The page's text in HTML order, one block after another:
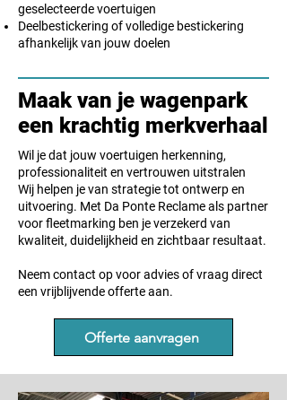
geselecteerde voertuigen
Deelbestickering of volledige bestickering
afhankelijk van jouw doelen
Maak van je wagenpark
een krachtig merkverhaal
Wil je dat jouw voertuigen herkenning,
professionaliteit en vertrouwen uitstralen
Wij helpen je van strategie tot ontwerp en
uitvoering. Met Da Ponte Reclame als partner
voor fleetmarking ben je verzekerd van
kwaliteit, duidelijkheid en zichtbaar resultaat.
Neem contact op voor advies of vraag direct
een vrijblijvende offerte aan.
Offerte aanvragen